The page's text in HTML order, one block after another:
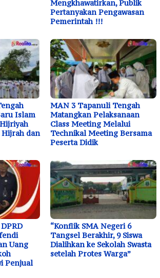
Mengkhawatirkan, Publik
Pertanyakan Pengawasan
Pemerintah !!!
Islam
Hijrah dan
MAN 3 Tapanuli Tengah
Matangkan Pelaksanaan
Class Meeting Melalui
Technikal Meeting Bersama
Peserta Didik
Uang
Penjual
“Konflik SMA Negeri 6
Tangsel Berakhir, 9 Siswa
Dialihkan ke Sekolah Swasta
setelah Protes Warga”